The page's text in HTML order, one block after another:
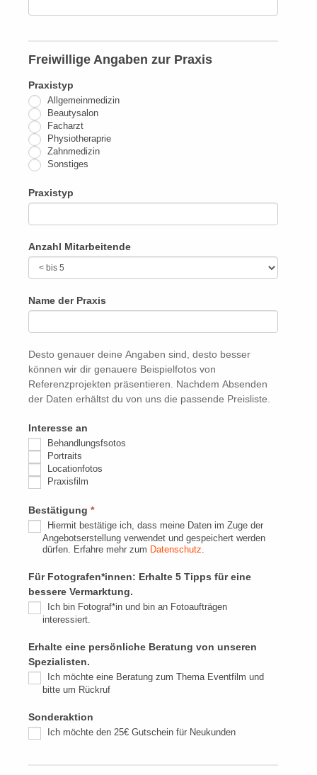
Freiwillige Angaben zur Praxis
Praxistyp
Allgemeinmedizin
Beautysalon
Facharzt
Physiotheraprie
Zahnmedizin
Sonstiges
Praxistyp
Anzahl Mitarbeitende
Name der Praxis
Desto genauer deine Angaben sind, desto besser
können wir dir genauere Beispielfotos von
Referenzprojekten präsentieren. Nachdem Absenden
der Daten erhältst du von uns die passende Preisliste.
Interesse an
Behandlungsfsotos
Portraits
Locationfotos
Praxisfilm
Bestätigung *
Hiermit bestätige ich, dass meine Daten im Zuge der
Angebotserstellung verwendet und gespeichert werden
dürfen. Erfahre mehr zum Datenschutz
Für Fotografen*innen: Erhalte 5 Tipps für eine
bessere Vermarktung.
Ich bin Fotograf*in und bin an Fotoaufträgen
interessiert.
Erhalte eine persönliche Beratung von unseren
Spezialisten.
Ich möchte eine Beratung zum Thema Eventfilm und
bitte um Rückruf
Sonderaktion
Ich möchte den 25€ Gutschein für Neukunden